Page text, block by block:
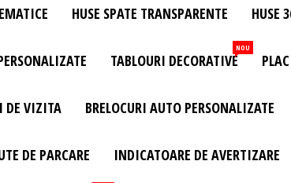
HUSE SPATE TRANSPARENTE HUSE
TABLOURI DECORATIVE
NOU
DE VIZITA BRELOCURI AUTO PERSONALIZATE
DE PARCARE INDICATOARE DE AVERTIZARE